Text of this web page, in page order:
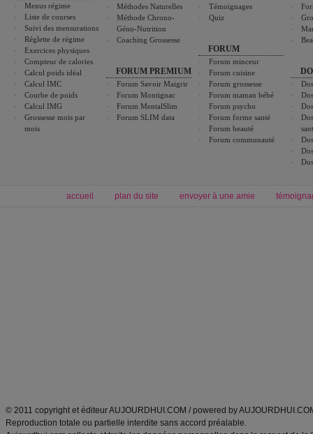
Menus régime
Liste de courses
Suivi des mensurations
Réglette de régime
Exercices physiques
Compteur de calories
Calcul poids idéal
Calcul IMC
Courbe de poids
Calcul IMG
Grossesse mois par
mois
Méthodes Naturelles
Méthode Chrono-
Géno-Nutrition
Coaching Grossesse
FORUM PREMIUM
Forum Savoir Maigrir
Forum Montignac
Forum MentalSlim
Forum SLIM data
Témoignages
Quiz
FORUM
Forum minceur
Forum cuisine
Forum grossesse
Forum maman bébé
Forum psycho
Forum forme santé
Forum beauté
Forum communauté
accueil plan du site envoyer à une amie
© 2011 copyright et éditeur AUJOURDHUI.COM / powered by
Reproduction totale ou partielle interdite sans accord préalable.